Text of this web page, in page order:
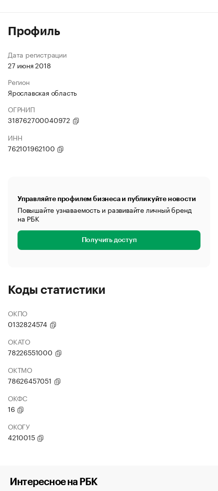
Профиль
Дата регистрации
27 июня 2018
Регион
Ярославская область
ОГРНИП
318762700040972
ИНН
762101962100
Управляйте профилем бизнеса и публикуйте новости
Повышайте узнаваемость и развивайте личный бренд
на РБК
Получить доступ
Коды статистики
ОКПО
0132824574
ОКАТО
78226551000
ОКТМО
78626457051
ОКФС
16
ОКОГУ
4210015
Интересное на РБК